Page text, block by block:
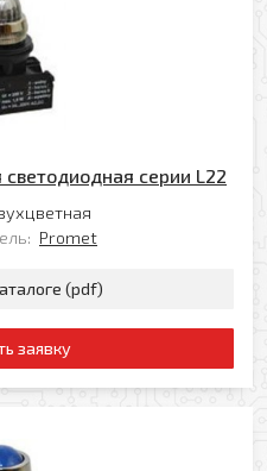
серии L22
Promet
(pdf)
заявку